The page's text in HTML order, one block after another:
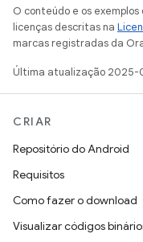
O conteúdo e os
licenças descritas na
marcas registradas da
Última atualização 2025-
CRIAR
Repositório do Android
Requisitos
Como fazer o download
Visualizar códigos